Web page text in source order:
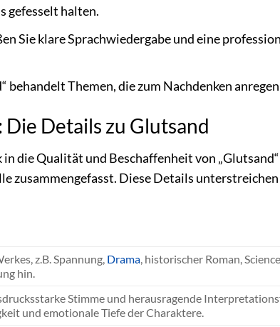
gefesselt halten.
Sie klare Sprachwiedergabe und eine
behandelt Themen, die zum Nachdenken
Details zu Glutsand
die Qualität und Beschaffenheit von
zusammengefasst. Diese Details
z.B. Spannung, Drama, historischer Roman,
hin.
Stimme und herausragende
und emotionale Tiefe der Charaktere.